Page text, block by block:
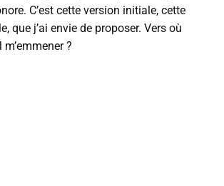
C’est cette version initiale, cette
que j’ai envie de proposer. Vers où
?